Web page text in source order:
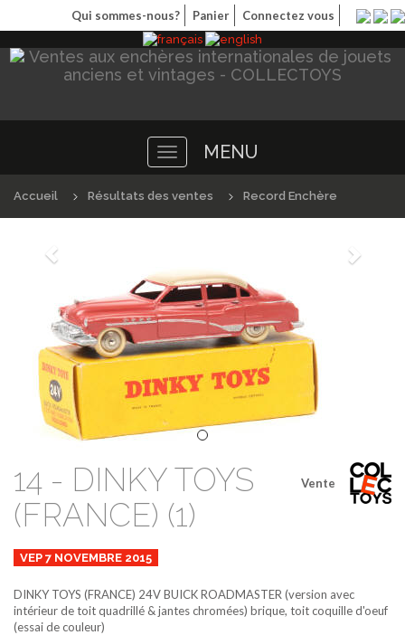
Qui sommes-nous? Panier Connectez vous
Toggle
navigation
MENU
Accueil Résultats des ventes Record Enchère
Précédént
Vente
14 - DINKY TOYS
(FRANCE) (1)
VEP 7 NOVEMBRE 2015
DINKY TOYS (FRANCE) 24VBUICK ROADMASTER (version avec
intérieur de toit quadrillé & jantes chromées) brique, toit coquille d'oeuf
(essai de couleur)